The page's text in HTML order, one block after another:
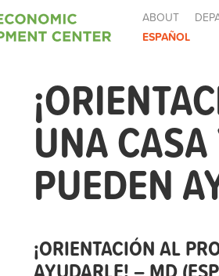
ABOUT
ESPAÑOL
UNA
PUEDEN
¡ORIENTACIÓN AL